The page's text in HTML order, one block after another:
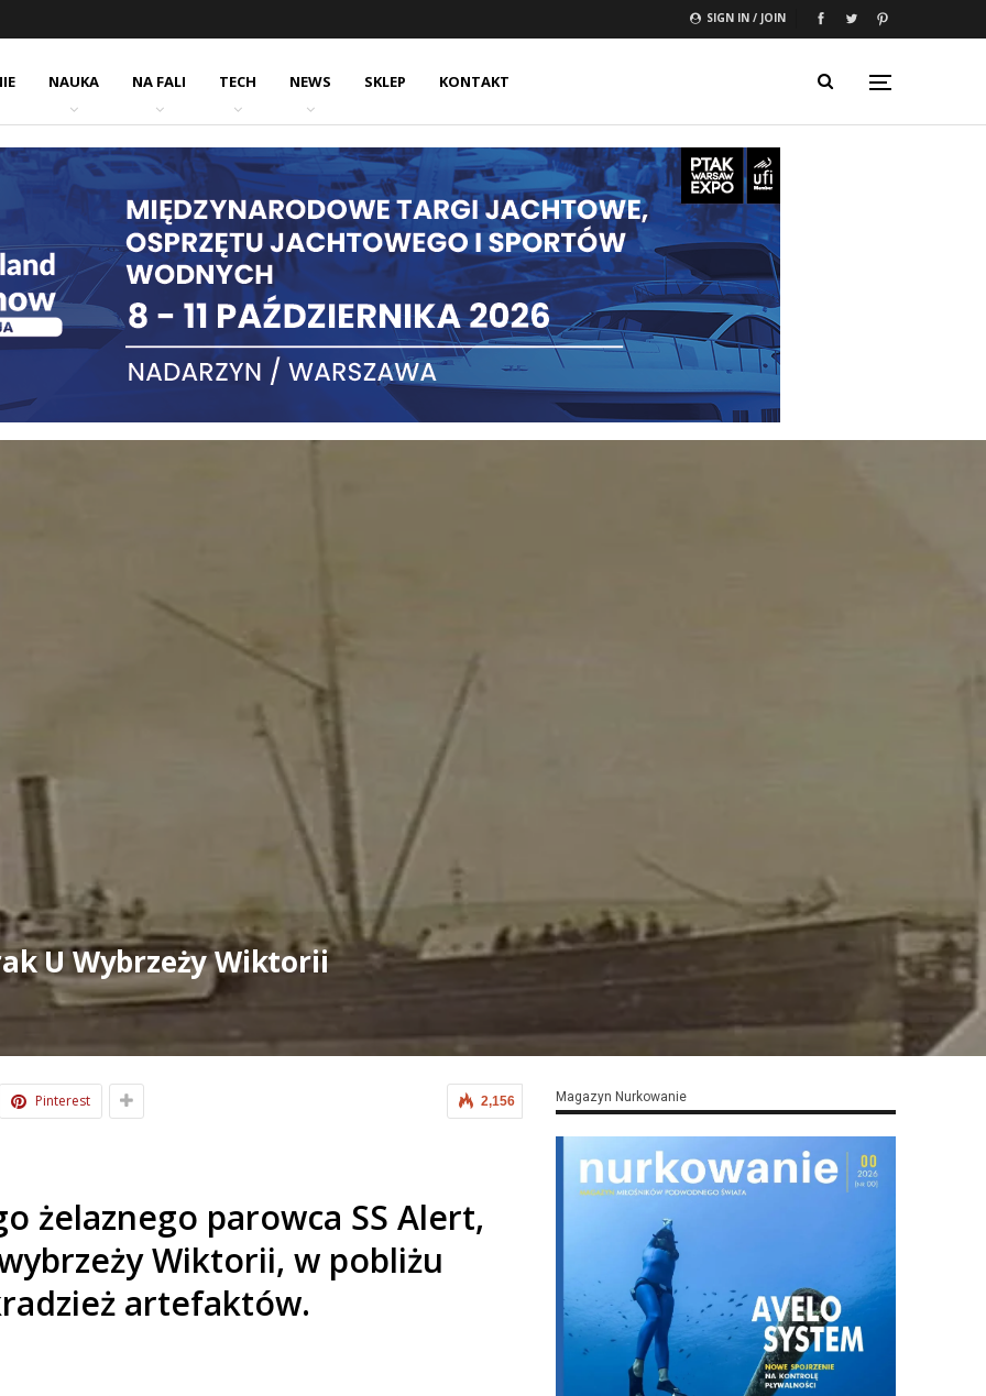
SIGN IN / JOIN
NAUKA NA FALI TECH NEWS SKLEP KONTAKT
U Wybrzeży Wiktorii
2,156
Pinterest
żelaznego parowca SS Alert,
Wiktorii, w pobliżu
artefaktów.
Magazyn Nurkowanie